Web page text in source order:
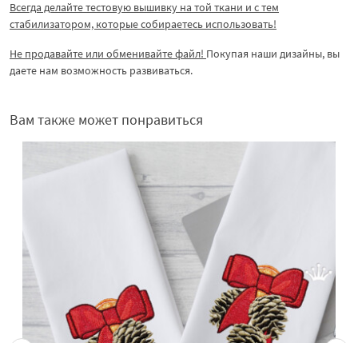
Всегда делайте тестовую вышивку на той ткани и с тем
стабилизатором, которые собираетесь использовать!
Не продавайте или обменивайте файл! Покупая наши дизайны, вы
даете нам возможность развиваться.
Вам также может понравиться